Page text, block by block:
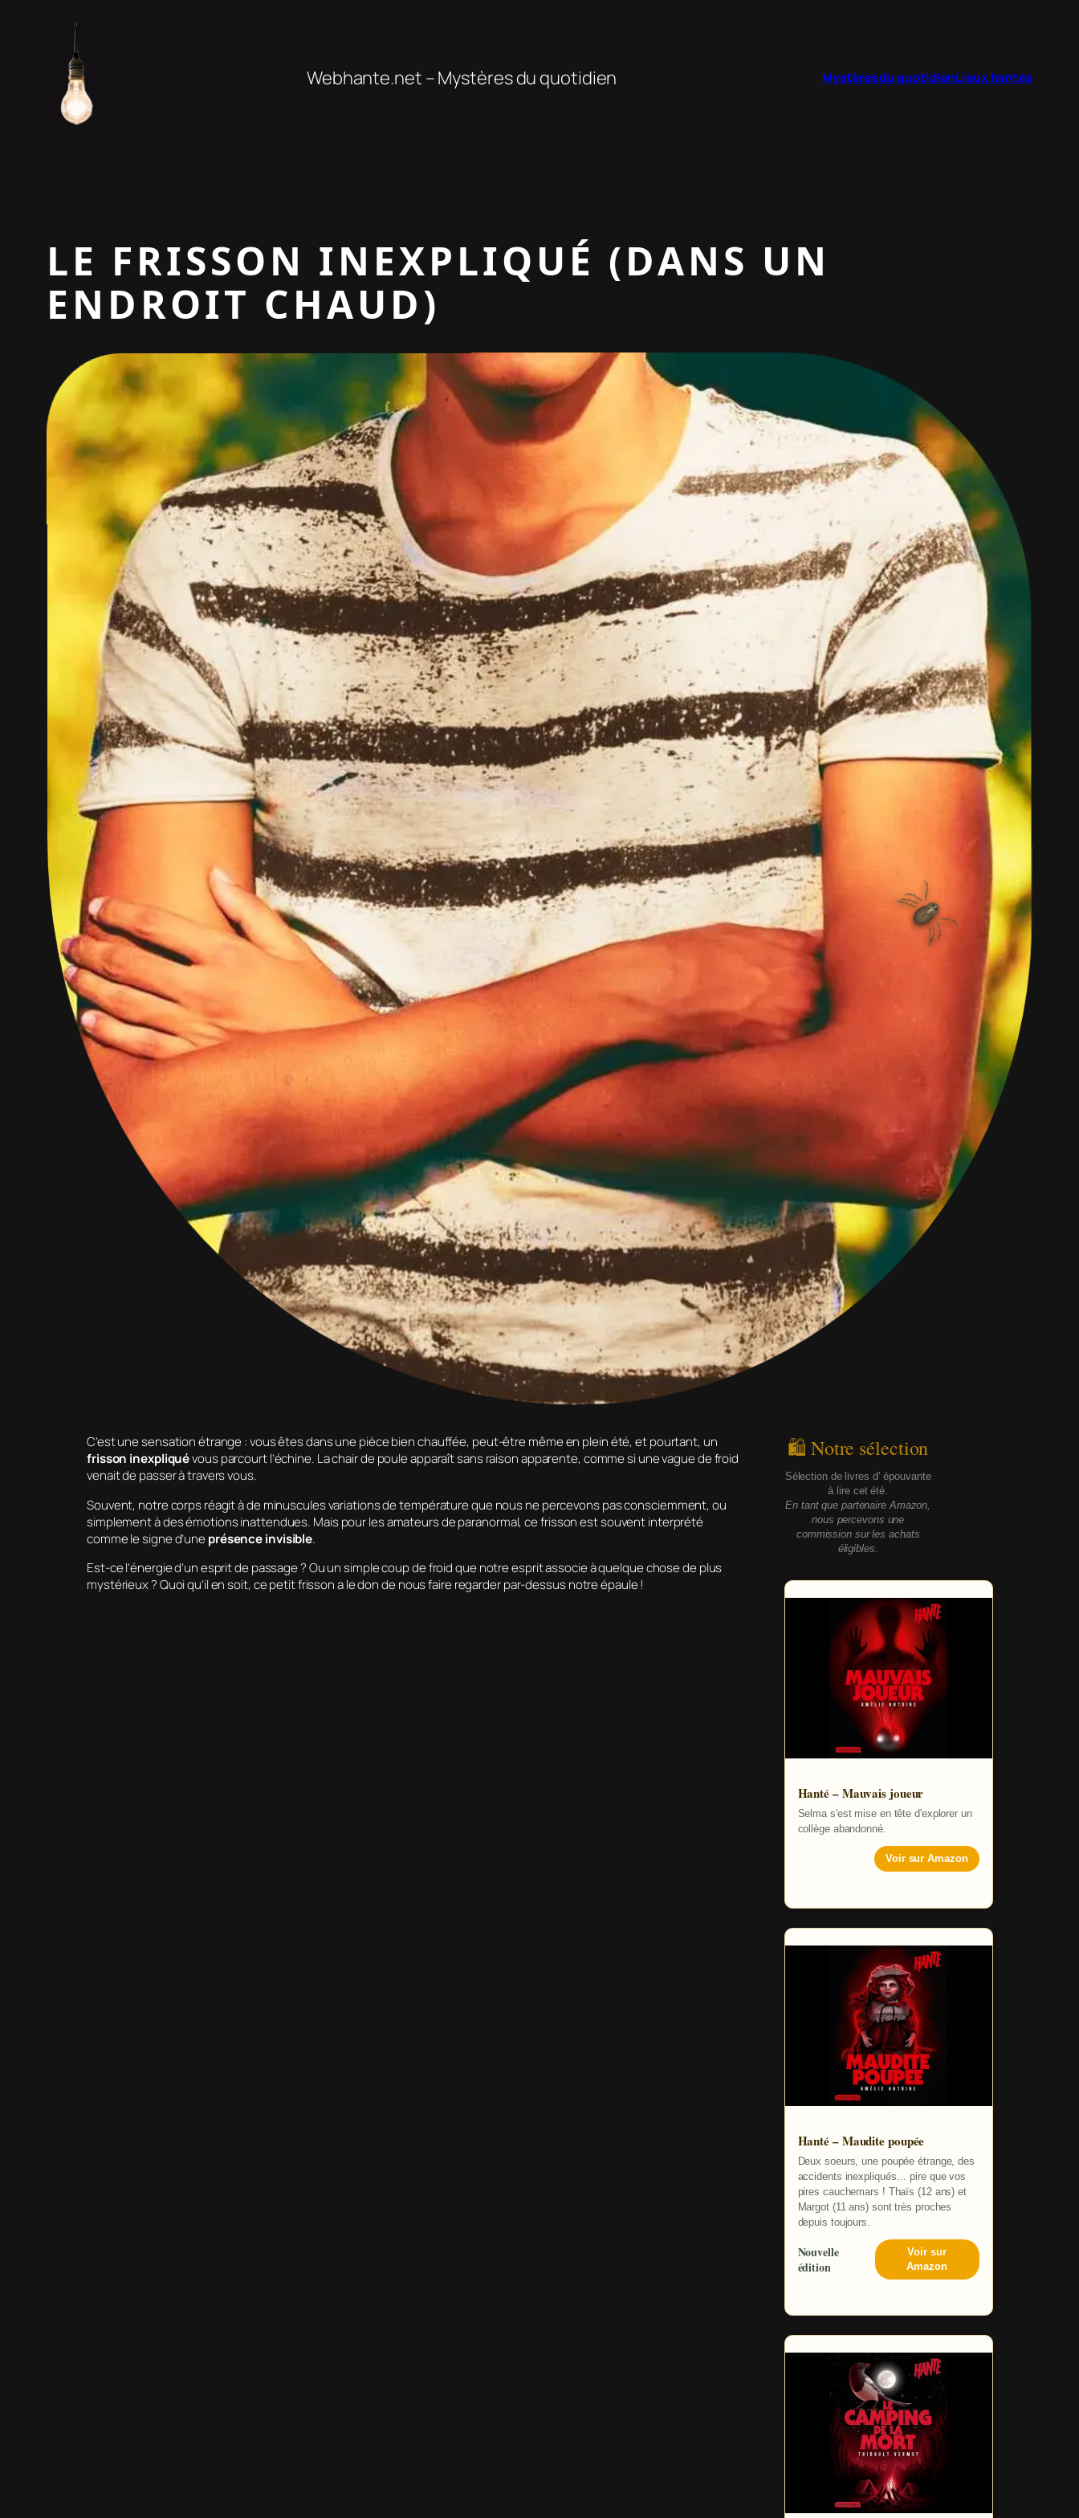
Webhante.net – Mystères du quotidien Mystères du quotidienLieux hantés
LE FRISSON INEXPLIQUÉ (DANS UN
ENDROIT CHAUD)
C’est une sensation étrange : vous êtes dans une pièce bien chauffée, peut-être même en plein été, et pourtant, un
frisson inexpliquévous parcourt l’échine. La chair de poule apparaît sans raison apparente, comme si une vague de froid
venait de passer à travers vous.
Souvent, notre corps réagit à de minuscules variations de température que nous ne percevons pas consciemment, ou
simplement à des émotions inattendues. Mais pour les amateurs de paranormal, ce frisson est souvent interprété
comme le signe d’uneprésence invisible.
Est-ce l’énergie d’un esprit de passage ? Ou un simple coup de froid que notre esprit associe à quelque chose de plus
mystérieux ? Quoi qu’il en soit, ce petit frisson a le don de nous faire regarder par-dessus notre épaule !
🛍 Notre sélection
Sélection de livres d’ épouvante
à lire cet été.
En tant que partenaire Amazon,
nous percevons une
commission sur les achats
éligibles.
Hanté – Mauvais joueur
Selma s'est mise en tête d'explorer un
collège abandonné.
Voir sur Amazon
Hanté – Maudite poupée
Deux soeurs, une poupée étrange, des
accidents inexpliqués… pire que vos
pires cauchemars ! Thaïs (12 ans) et
Margot (11 ans) sont très proches
depuis toujours.
Nouvelle
édition
Voir sur
Amazon